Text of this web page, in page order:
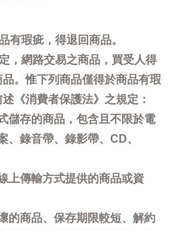
有瑕疵，得退回商品。
，網路交易之商品，買受人得
。惟下列商品僅得於商品有瑕
《消費者保護法》之規定：
儲存的商品，包含且不限於電
、錄音帶、錄影帶、CD、
上傳輸方式提供的商品或資
的商品、保存期限較短、解約